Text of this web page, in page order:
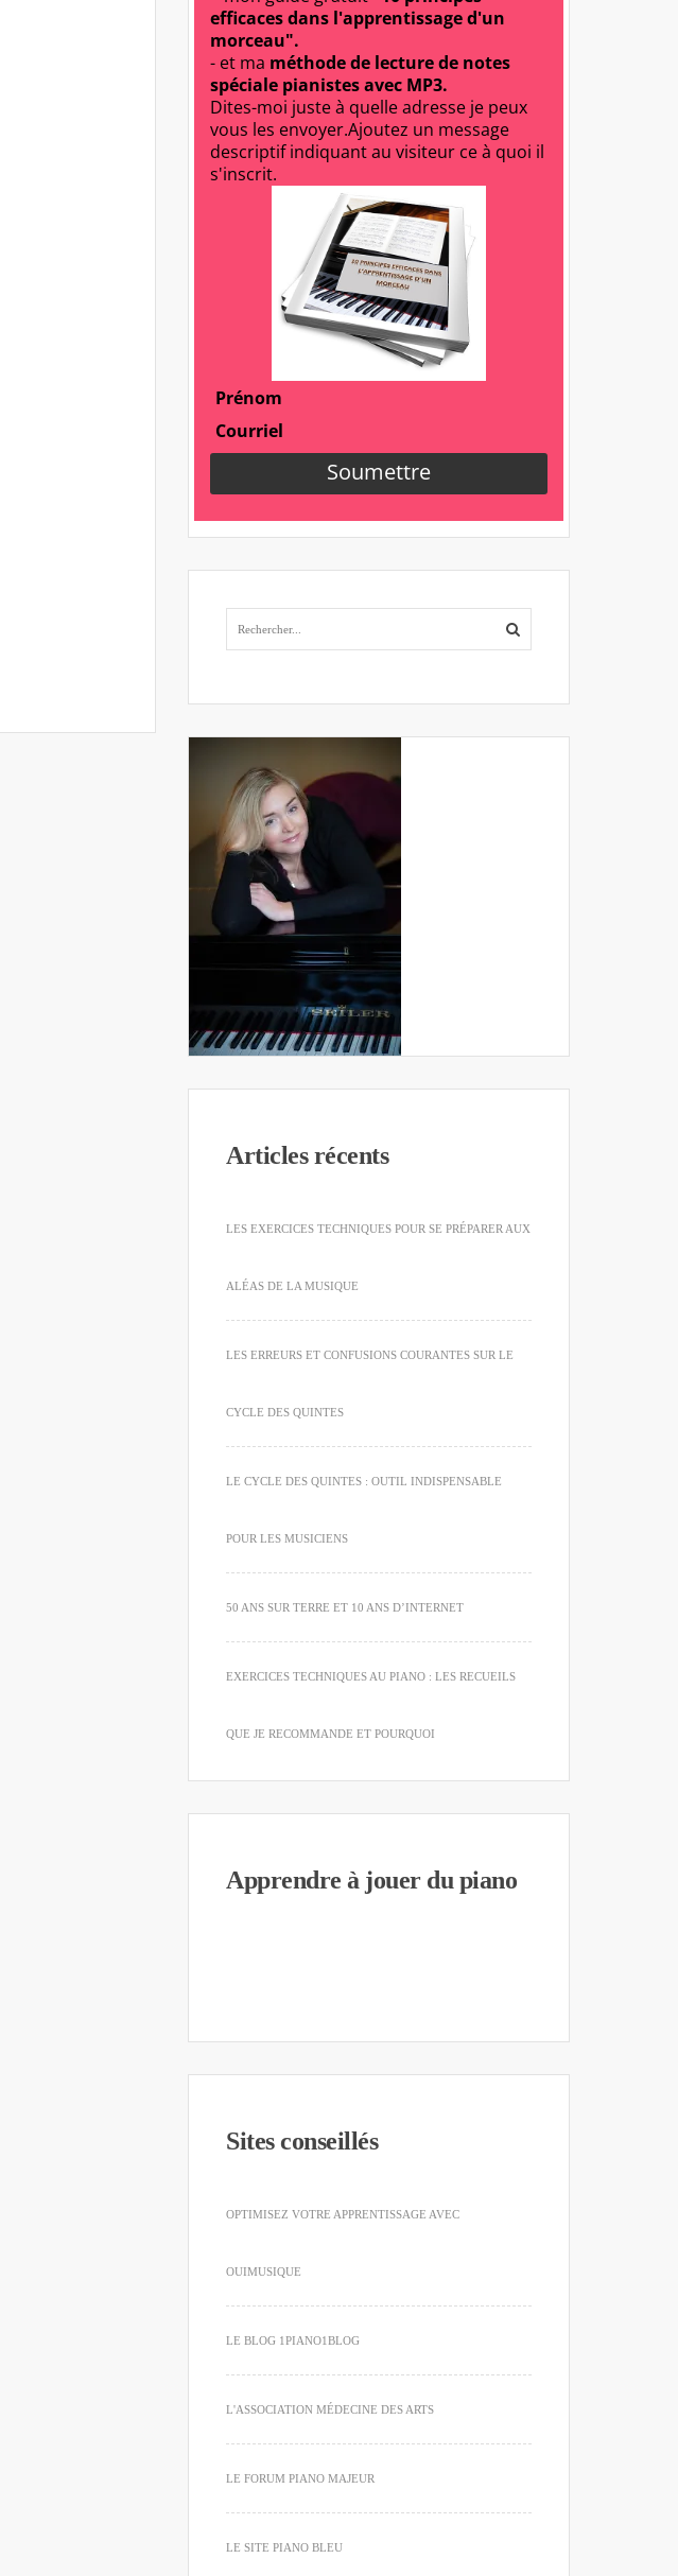
Articles récents
LES EXERCICES TECHNIQUES POUR SE PRÉPARER AUX
ALÉAS DE LA MUSIQUE
LES ERREURS ET CONFUSIONS COURANTES SUR LE
CYCLE DES QUINTES
LE CYCLE DES QUINTES : OUTIL INDISPENSABLE
POUR LES MUSICIENS
50 ANS SUR TERRE ET 10 ANS D’INTERNET
EXERCICES TECHNIQUES AU PIANO : LES RECUEILS
QUE JE RECOMMANDE ET POURQUOI
Apprendre à jouer du piano
Sites conseillés
OPTIMISEZ VOTRE APPRENTISSAGE AVEC
OUIMUSIQUE
LE BLOG 1PIANO1BLOG
L'ASSOCIATION MÉDECINE DES ARTS
LE FORUM PIANO MAJEUR
LE SITE PIANO BLEU